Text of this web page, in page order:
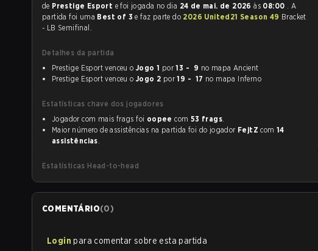
de Prestige Esport e foi jogada no dia 24 de mai. de 2026às 08:00 . A
partida foi uma Best of 3e faz parte do 2026 United21 Season 49 Bracket
- LB Semifinal.
Detalhes da partida
Prestige Esport venceu o Jogo 1 por 13 - 9 no mapa Ancient
Prestige Esport venceu o Jogo 2 por 19 - 17 no mapa Inferno
Estatísticas chave dos jogadores
Jogador com mais frags foi oopee com 53 frags.
Maior número de assistências na partida foi do jogador FejtZ com 14
assistências.
Estatísticas Head-to-head
COMENTÁRIO(0)
Login para comentar sobre esta partida